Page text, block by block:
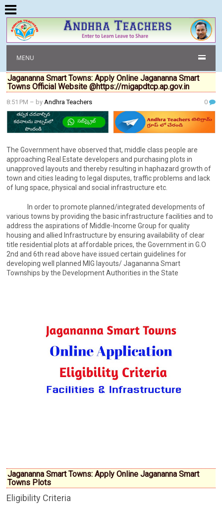
MENU
Jagananna Smart Towns: Apply Online Jagananna Smart
Towns Official Website @https://migapdtcp.ap.gov.in
8:51 PM – byAndhra Teachers 0
The Government have observed that, middle class people are
approaching Real Estate developers and purchasing plots in
unapproved layouts and thereby resulting in haphazard growth of
town and cities leading to legal disputes, traffic problems and lack
of lung space, physical and social infrastructure etc.
In order to promote planned/integrated developments of
various towns by providing the basic infrastructure facilities and to
address the aspirations of Middle-Income Group for quality
housing and allied Infrastructure by ensuring availability of clear
title residential plots at affordable prices, the Government in G.O
2nd and 6th read above have issued certain guidelines for
developing well planned MIG layouts/ Jagananna Smart
Townships by the Development Authorities in the State
Jagananna Smart Towns: Apply Online Jagananna Smart
Towns Plots
Eligibility Criteria